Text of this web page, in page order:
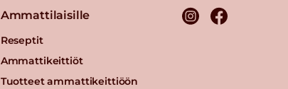
Ammattilaisille
Reseptit
Ammattikeittiöt
Tuotteet ammattikeittiöön